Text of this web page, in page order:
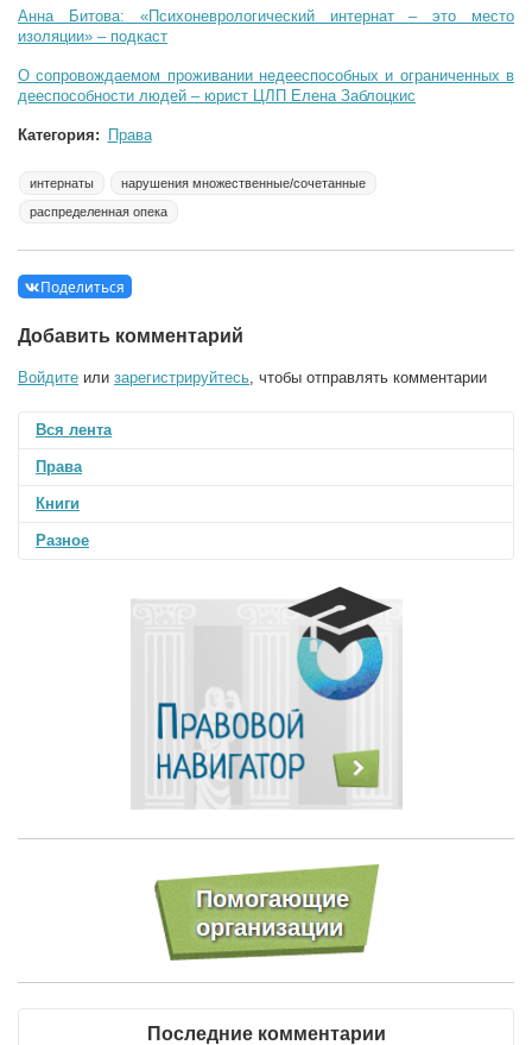
Анна Битова: «Психоневрологический интернат – это место
изоляции» – подкаст
О сопровождаемом проживании недееспособных и ограниченных в
дееспособности людей – юрист ЦЛП Елена Заблоцкис
Категория: Права
интернаты
нарушения множественные/сочетанные
распределенная опека
Поделиться
Добавить комментарий
Войдите или зарегистрируйтесь , чтобы отправлять комментарии
Вся лента
Права
Книги
Разное
Последние комментарии